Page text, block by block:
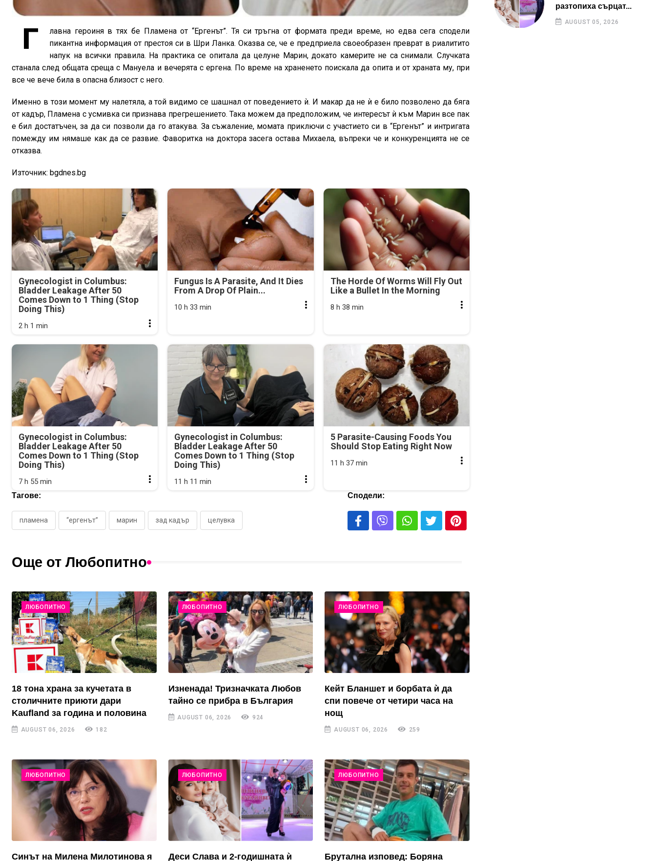
Г
лавна героиня в тях бе Пламена от “Ергенът”. Тя си тръгна от формата преди време, но едва сега сподели
пикантна информация от престоя си в Шри Ланка. Оказва се, че е предприела своеобразен преврат в риалитито
напук на всички правила. На практика се опитала да целуне Марин, докато камерите не са снимали. Случката
станала след общата среща с Мануела и вечерята с ергена. По време на храненето поискала да опита и от храната му, при
все че вече била в опасна близост с него.
Именно в този момент му налетяла, а той видимо се шашнал от поведението ѝ. И макар да не ѝ е било позволено да бяга
от кадър, Пламена с усмивка си признава прегрешението. Така можем да предположим, че интересът ѝ към Марин все пак
е бил достатъчен, за да си позволи да го атакува. За съжаление, момата приключи с участието си в “Ергенът” и интригата
помежду им нямаше как да се развие. Фаворитка на доктора засега остава Михаела, въпреки че и конкуренцията не се
отказва.
Източник: bgdnes.bg
Gynecologist in Columbus:
Bladder Leakage After 50
Comes Down to 1 Thing (Stop
Doing This)
2 h 1 min
Fungus Is A Parasite, And It Dies
From A Drop Of Plain...
10 h 33 min
The Horde Of Worms Will Fly Out
Like a Bullet In the Morning
8 h 38 min
Gynecologist in Columbus:
Bladder Leakage After 50
Comes Down to 1 Thing (Stop
Doing This)
7 h 55 min
Gynecologist in Columbus:
Bladder Leakage After 50
Comes Down to 1 Thing (Stop
Doing This)
11 h 11 min
5 Parasite-Causing Foods You
Should Stop Eating Right Now
11 h 37 min
Тагове:
пламена “ергенът” марин зад кадър целувка
Сподели:
Още от Любопитно
ЛЮБОПИТНО
18 тона храна за кучетата в
столичните приюти дари
Kaufland за година и половина
AUGUST 06, 2026 182
ЛЮБОПИТНО
Изненада! Тризначката Любов
тайно се прибра в България
AUGUST 06, 2026 924
ЛЮБОПИТНО
Кейт Бланшет и борбата ѝ да
спи повече от четири часа на
нощ
AUGUST 06, 2026 259
ЛЮБОПИТНО
Синът на Милена Милотинова я
ЛЮБОПИТНО
Деси Слава и 2-годишната ѝ
ЛЮБОПИТНО
Брутална изповед: Боряна
разтопиха сърцат...
AUGUST 05, 2026